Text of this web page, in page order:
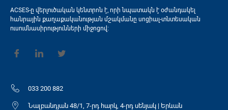
ACSES-ը վերլուծական կենտրոն է, որի նպատակն է օժանդակել
հանրային քաղաքականության մշակմանը սոցիալ-տնտեսական
ուսումնասիրությունների միջոցով։
033 200 882
Նալբանդյան 48/1, 7-րդ հարկ, 4-րդ սենյակ | Երևան